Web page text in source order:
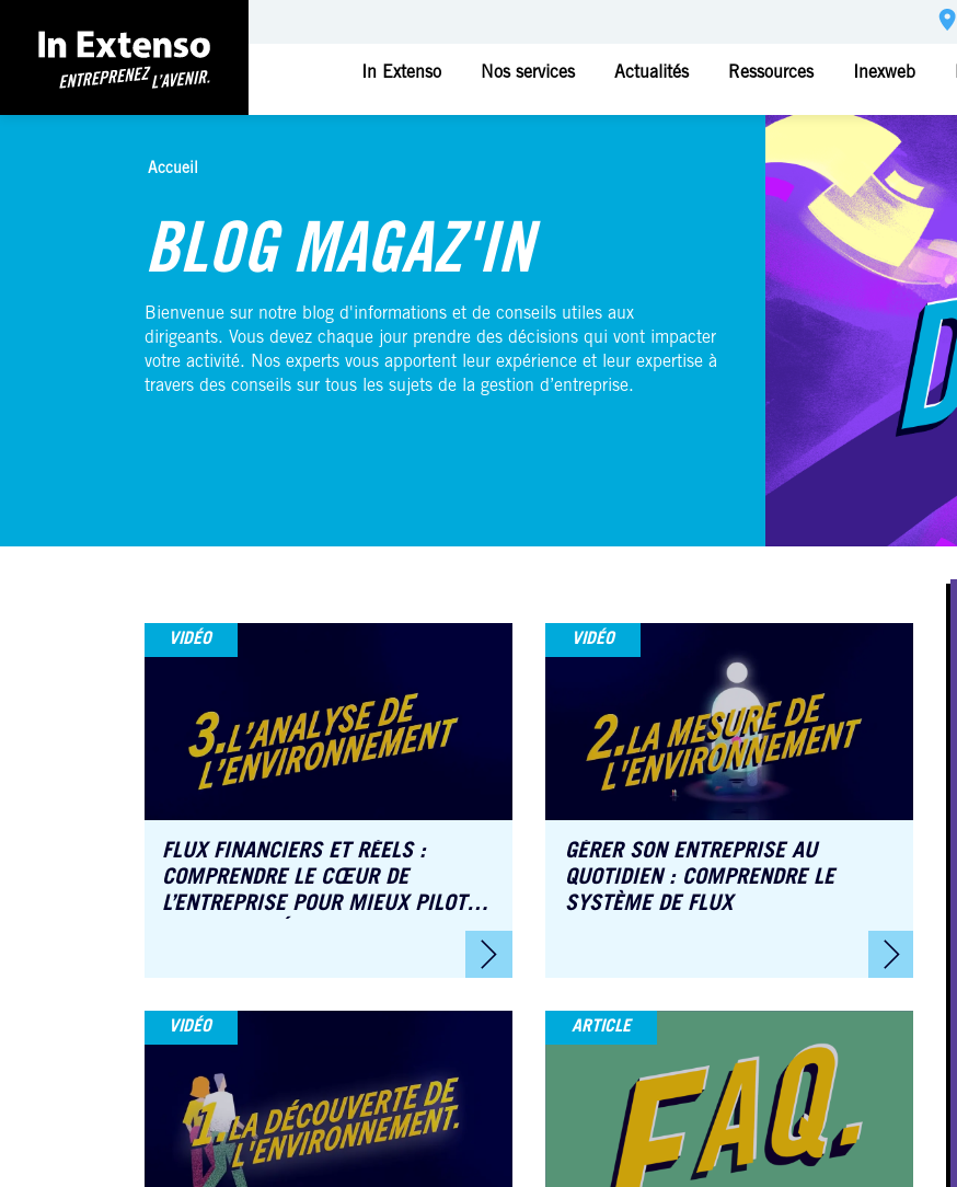
In Extenso Nos services Actualités Ressources Inexweb
Accueil
Accueil
BLOG MAGAZ'IN
Bienvenue sur notre blog d'informations et de conseils utiles aux
dirigeants. Vous devez chaque jour prendre des décisions qui vont impacter
votre activité. Nos experts vous apportent leur expérience et leur expertise à
travers des conseils sur tous les sujets de la gestion d’entreprise.
VIDÉO
FLUX FINANCIERS ET RÉELS :
COMPRENDRE LE CŒUR DE
L’ENTREPRISE POUR MIEUX PILOTER
VIDÉO
GÉRER SON ENTREPRISE AU
QUOTIDIEN : COMPRENDRE LE
SYSTÈME DE FLUX
VIDÉO ARTICLE